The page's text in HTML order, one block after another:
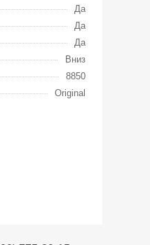
Да
Да
Да
Вниз
8850
Original